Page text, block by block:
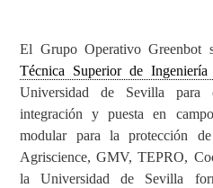
El Grupo Operativo Greenbot
Técnica Superior de
Universidad de Sevilla para
integración y puesta en
modular para la protección
Agriscience, GMV, TEPRO,
la Universidad de Sevilla